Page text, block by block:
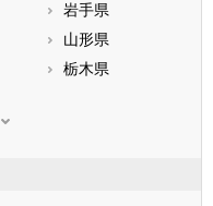
岩手県
山形県
栃木県